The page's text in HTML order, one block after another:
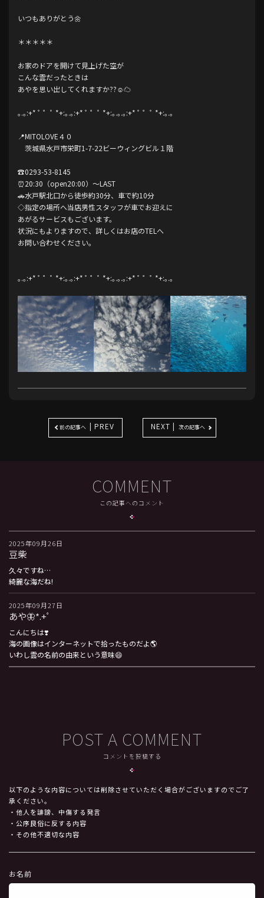
いつもありがとう🌼
＊＊＊＊＊
お家のドアを開けて見上げた空が
こんな雲だったときは
あやを思い出してくれますか??☺️︎︎☁
｡.｡:+* ﾟ ゜ﾟ *+:｡.｡:+* ﾟ ゜ﾟ *+:｡.｡.｡:+* ﾟ ゜ﾟ *+:｡.｡
📍MITOLOVE４０
茨城県水戸市栄町1-7-22ビーウィングビル１階
☎️0293-53-8145
⏰20:30（open20:00）〜LAST
🚗水戸駅北口から徒歩約30分、車で約10分
◇指定の場所へ当店男性スタッフが車でお迎えに
あがるサービスもございます。
状況にもよりますので、詳しくはお店のTELへ
お問い合わせください。
｡.｡:+* ﾟ ゜ﾟ *+:｡.｡:+* ﾟ ゜ﾟ *+:｡.｡.｡:+* ﾟ ゜ﾟ *+:｡.｡
前の記事へ | PREV NEXT | 次の記事へ
COMMENT
この記事へのコメント
2025年09月26日
豆柴
久々ですね…
綺麗な海だね!
2025年09月27日
あや🦋*.+ﾟ
こんにちは❣️
海の画像はインターネットで拾ったものだよ🌎
いわし雲の名前の由来という意味😄
POST A COMMENT
コメントを投稿する
以下のような内容については削除させていただく場合がございますのでご了
承ください。
・他人を誹謗、中傷する発言
・公序良俗に反する内容
・その他不適切な内容
お名前